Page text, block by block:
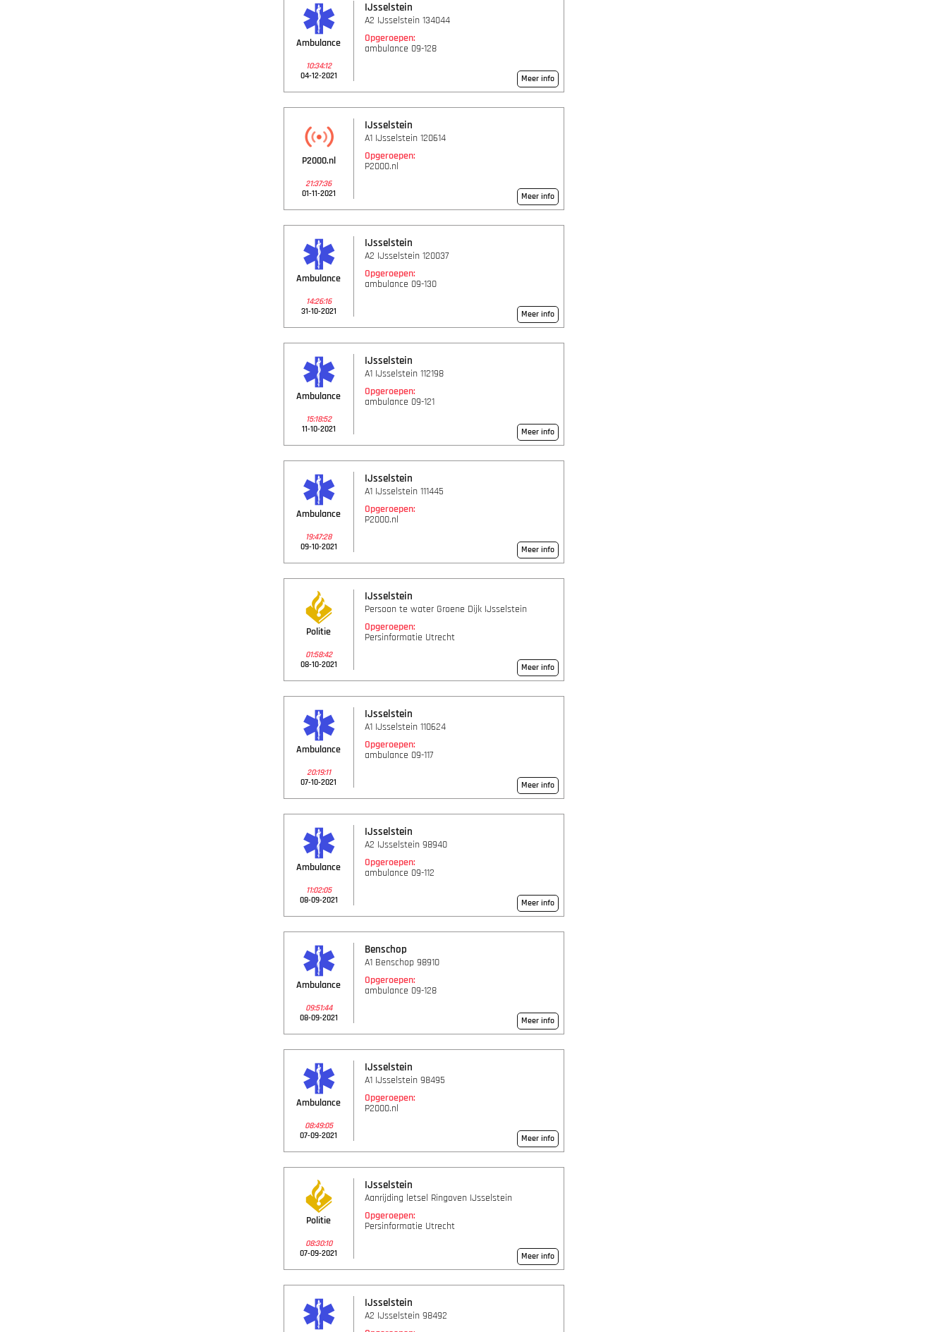
Ambulance
10:34:12
04-12-2021
IJsselstein
A2 IJsselstein 134044
Opgeroepen:
ambulance 09-128
Meer info
P2000.nl
21:37:36
01-11-2021
IJsselstein
A1 IJsselstein 120614
Opgeroepen:
P2000.nl
Meer info
Ambulance
14:26:16
31-10-2021
IJsselstein
A2 IJsselstein 120037
Opgeroepen:
ambulance 09-130
Meer info
Ambulance
15:18:52
11-10-2021
IJsselstein
A1 IJsselstein 112198
Opgeroepen:
ambulance 09-121
Meer info
Ambulance
19:47:28
09-10-2021
IJsselstein
A1 IJsselstein 111445
Opgeroepen:
P2000.nl
Meer info
Politie
01:58:42
08-10-2021
IJsselstein
Persoon te water Groene Dijk IJsselstein
Opgeroepen:
Persinformatie Utrecht
Meer info
Ambulance
20:19:11
07-10-2021
IJsselstein
A1 IJsselstein 110624
Opgeroepen:
ambulance 09-117
Meer info
Ambulance
11:02:05
08-09-2021
IJsselstein
A2 IJsselstein 98940
Opgeroepen:
ambulance 09-112
Meer info
Ambulance
09:51:44
08-09-2021
Benschop
A1 Benschop 98910
Opgeroepen:
ambulance 09-128
Meer info
Ambulance
08:49:05
07-09-2021
IJsselstein
A1 IJsselstein 98495
Opgeroepen:
P2000.nl
Meer info
Politie
08:30:10
07-09-2021
IJsselstein
Aanrijding letsel Ringoven IJsselstein
Opgeroepen:
Persinformatie Utrecht
Meer info
IJsselstein
A2 IJsselstein 98492